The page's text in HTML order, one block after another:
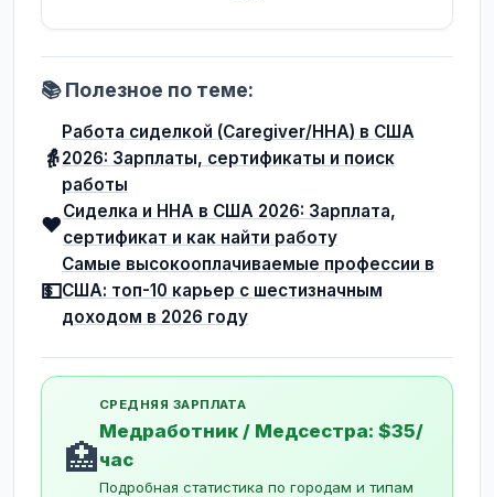
📚 Полезное по теме:
👵
Работа сиделкой (Caregiver/HHA) в США
2026: Зарплаты, сертификаты и поиск
работы
❤️
Сиделка и HHA в США 2026: Зарплата,
сертификат и как найти работу
💵
Самые высокооплачиваемые профессии в
США: топ-10 карьер с шестизначным
доходом в 2026 году
🏥
СРЕДНЯЯ ЗАРПЛАТА
Медработник / Медсестра: $35/
час
Подробная статистика по городам и типам